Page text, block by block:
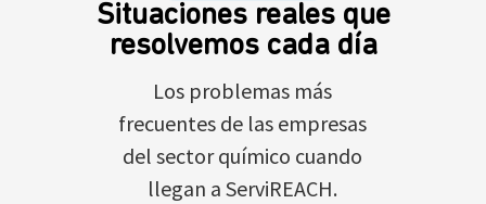
Situaciones reales que
resolvemos cada día
Los problemas más
frecuentes de las empresas
del sector químico cuando
llegan a ServiREACH.